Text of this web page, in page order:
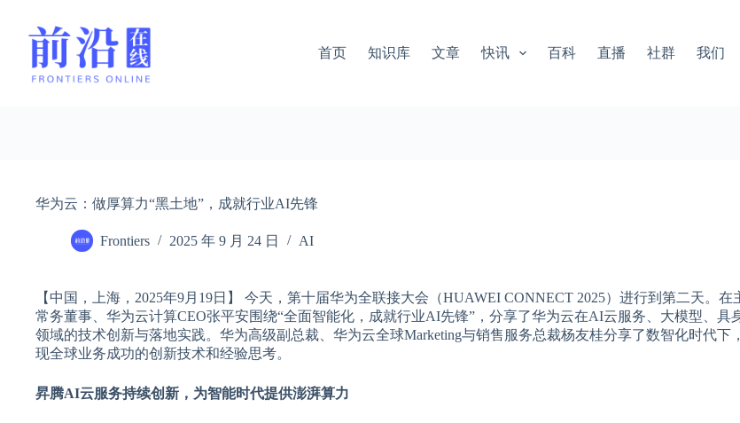
首页 知识库 文章 快讯 百科 直播 社群 我们
华为云：做厚算力“黑土地”，成就行业AI先锋
Frontiers 2025 年 9 月 24 日 AI
【中国，上海，2025年9月19日】 今天，第十届华为全联接大会（HUAWEI CONNECT 2025）进行到第二天。
常务董事、华为云计算CEO张平安围绕“全面智能化，成就行业AI先锋”，分享了华为云在AI云服务、大模型、具
领域的技术创新与落地实践。华为高级副总裁、华为云全球Marketing与销售服务总裁杨友桂分享了数智化时代下
现全球业务成功的创新技术和经验思考。
昇腾AI云服务持续创新，为智能时代提供澎湃算力